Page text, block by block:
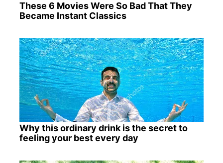
These 6 Movies Were So Bad That They
Became Instant Classics
Why this ordinary drink is the secret to
feeling your best every day